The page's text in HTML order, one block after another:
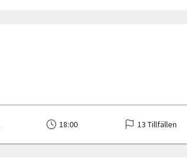
18:00 13 Tillfällen